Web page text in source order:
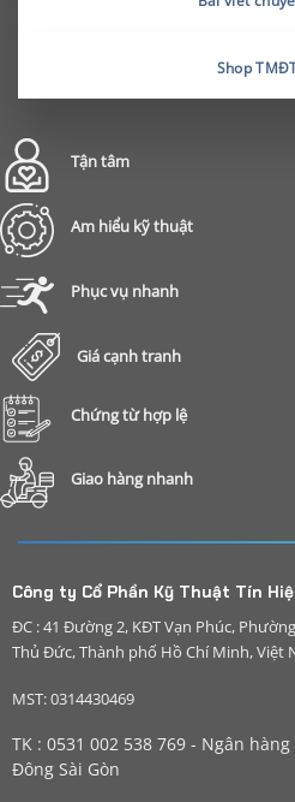
Shop
Tận tâm
Am hiểu kỹ thuật
Phục vụ nhanh
Giá cạnh tranh
Chứng từ hợp lệ
Giao hàng nhanh
Công ty Cổ Phần Kỹ Thuật Tín
ĐC : 41 Đường 2, KĐT Vạn Phúc,
Thủ Đức, Thành phố Hồ Chí Minh, Việt
MST: 0314430469
TK : 0531 002 538 769 - Ngân
Đông Sài Gòn